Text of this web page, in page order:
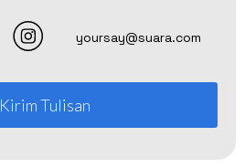
yoursay@suara.com
Kirim Tulisan